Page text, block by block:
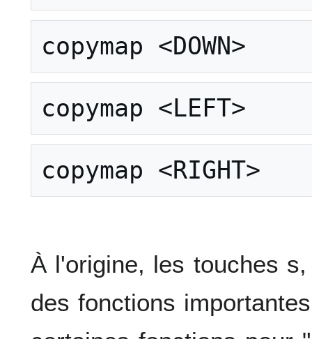
À l'origine, les touches
des fonctions